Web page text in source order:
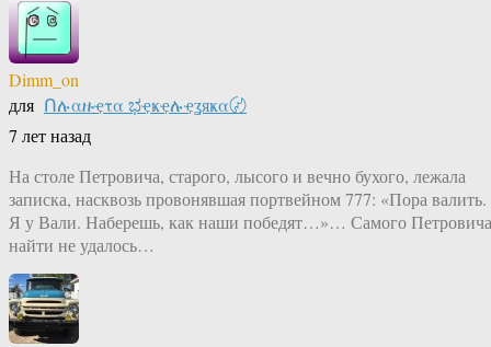
Dimm_on
для Ոሉαዙҿτα ಭҿҝҿሉҿʓяҝα〄
7 лет назад
На столе Петровича, старого, лысого и вечно бухого, лежала
записка, насквозь провонявшая портвейном 777: «Пора валить.
Я у Вали. Наберешь, как наши победят…»… Самого Петровича
найти не удалось…